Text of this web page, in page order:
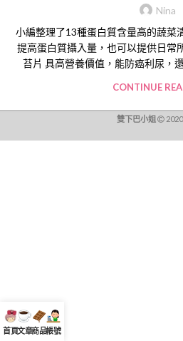
Nina
小編整理了13種蛋白質含量高的蔬菜
提高蛋白質攝入量，也可以提供日
苔片 具高營養價值，能防癌利尿，
CONTINUE
雙下巴小姐
首頁文章商品帳號